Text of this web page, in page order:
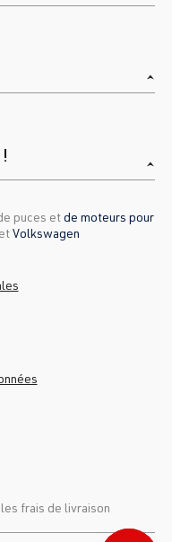
puces etde moteurs pour
Volkswagen
les frais de livraison